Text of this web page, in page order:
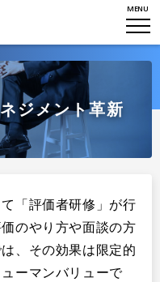
MENU
ジメント革新
「評価者研修」が行
のやり方や面談の方
、その効果は限定的
ーマンバリューで